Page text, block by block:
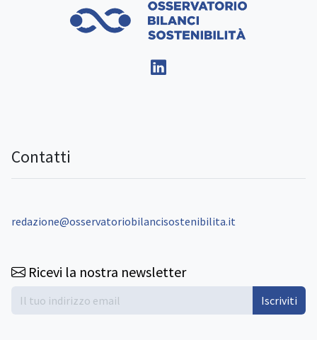
Contatti
redazione@osservatoriobilancisostenibilita.it
Ricevi la nostra newsletter
Iscriviti